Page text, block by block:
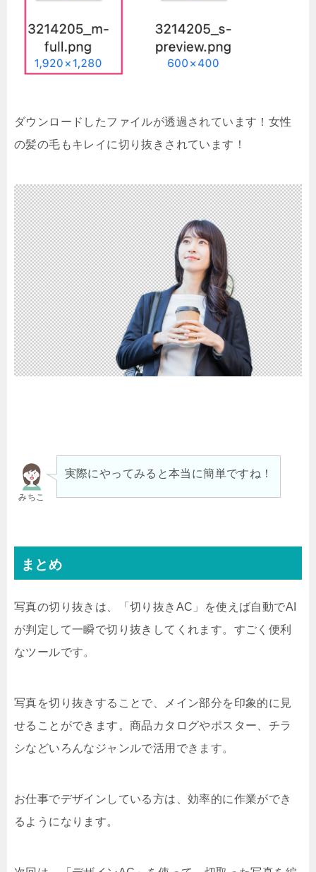
ダウンロードしたファイルが透過されています！女性
の髪の毛もキレイに切り抜きされています！
みちこ
実際にやってみると本当に簡単ですね！
まとめ
写真の切り抜きは、「切り抜きAC」を使えば自動でAI
が判定して一瞬で切り抜きしてくれます。すごく便利
なツールです。
写真を切り抜きすることで、メイン部分を印象的に見
せることができます。商品カタログやポスター、チラ
シなどいろんなジャンルで活用できます。
お仕事でデザインしている方は、効率的に作業ができ
るようになります。